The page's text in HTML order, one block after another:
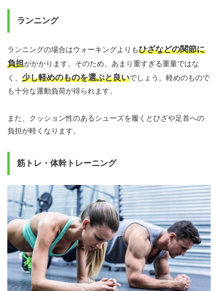
ランニング
ランニングの場合はウォーキングよりもひざなどの関節に
負担がかかります。そのため、あまり重すぎる重量ではな
く、 少し軽めのものを選ぶと良いでしょう。軽めのもので
も十分な運動負荷が得られます。
また、クッション性のあるシューズを履くとひざや足首への
負担が軽くなります。
筋トレ・体幹トレーニング